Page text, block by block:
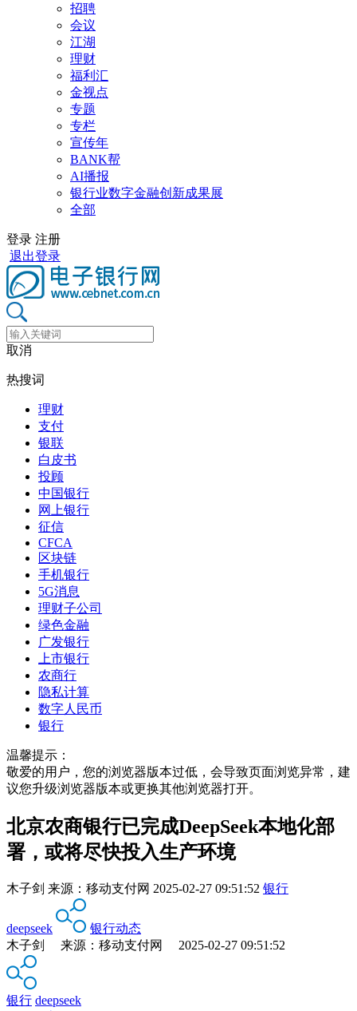
招聘
会议
江湖
理财
福利汇
金视点
专题
专栏
宣传年
BANK帮
AI播报
银行业数字金融创新成果展
全部
登录 注册
退出登录
取消
热搜词
理财
支付
银联
白皮书
投顾
中国银行
网上银行
征信
CFCA
区块链
手机银行
5G消息
理财子公司
绿色金融
广发银行
上市银行
农商行
隐私计算
数字人民币
银行
温馨提示：
敬爱的用户，您的浏览器版本过低，会导致页面浏览异常，建
议您升级浏览器版本或更换其他浏览器打开。
北京农商银行已完成DeepSeek本地化部
署，或将尽快投入生产环境
木子剑 来源： 移动支付网 2025-02-27 09:51:52 银行
deepseek
银行动态
木子剑 来源：移动支付网 2025-02-27 09:51:52
银行 deepseek